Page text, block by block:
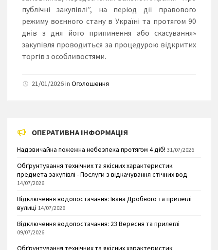
публічні закупівлі”, на період дії правового
режиму воєнного стану в Україні та протягом 90
днів з дня його припинення або скасування»
закупівля проводиться за процедурою відкритих
торгів з особливостями.
21/01/2026 in Оголошення
ОПЕРАТИВНА ІНФОРМАЦІЯ
Надзвичайна пожежна небезпека протягом 4 діб! 31/07/2026
Обґрунтування технічних та якісних характеристик
предмета закупівлі - Послуги з відкачування стічних вод
14/07/2026
Відключення водопостачання: Івана Дробного та прилеглі
вулиці 14/07/2026
Відключення водопостачання: 23 Вересня та прилеглі
09/07/2026
Обґрунтування технічних та якісних характеристик